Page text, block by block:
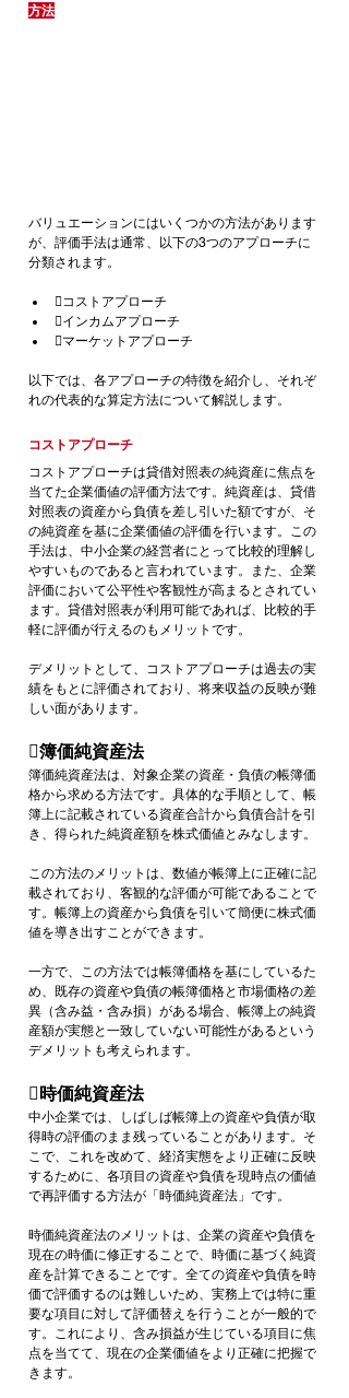
方法
バリュエーションにはいくつかの方法があります
が、評価手法は通常、以下の3つのアプローチに
分類されます。
コストアプローチ
インカムアプローチ
マーケットアプローチ
以下では、各アプローチの特徴を紹介し、それぞ
れの代表的な算定方法について解説します。
コストアプローチ
コストアプローチは貸借対照表の純資産に焦点を
当てた企業価値の評価方法です。純資産は、貸借
対照表の資産から負債を差し引いた額ですが、そ
の純資産を基に企業価値の評価を行います。この
手法は、中小企業の経営者にとって比較的理解し
やすいものであると言われています。また、企業
評価において公平性や客観性が高まるとされてい
ます。貸借対照表が利用可能であれば、比較的手
軽に評価が行えるのもメリットです。
デメリットとして、コストアプローチは過去の実
績をもとに評価されており、将来収益の反映が難
しい面があります。
簿価純資産法
簿価純資産法は、対象企業の資産・負債の帳簿価
格から求める方法です。具体的な手順として、帳
簿上に記載されている資産合計から負債合計を引
き、得られた純資産額を株式価値とみなします。
この方法のメリットは、数値が帳簿上に正確に記
載されており、客観的な評価が可能であることで
す。帳簿上の資産から負債を引いて簡便に株式価
値を導き出すことができます。
一方で、この方法では帳簿価格を基にしているた
め、既存の資産や負債の帳簿価格と市場価格の差
異（含み益・含み損）がある場合、帳簿上の純資
産額が実態と一致していない可能性があるという
デメリットも考えられます。
時価純資産法
中小企業では、しばしば帳簿上の資産や負債が取
得時の評価のまま残っていることがあります。そ
こで、これを改めて、経済実態をより正確に反映
するために、各項目の資産や負債を現時点の価値
で再評価する方法が「時価純資産法」です。
時価純資産法のメリットは、企業の資産や負債を
現在の時価に修正することで、時価に基づく純資
産を計算できることです。全ての資産や負債を時
価で評価するのは難しいため、実務上では特に重
要な項目に対して評価替えを行うことが一般的で
す。これにより、含み損益が生じている項目に焦
点を当てて、現在の企業価値をより正確に把握で
きます。